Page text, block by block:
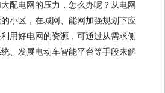
配电网的压力，怎么办呢？从电网
小区，在城网、能网加强规划下应
用好电网的资源，可通过从需求侧
、发展电动车智能平台等手段来解